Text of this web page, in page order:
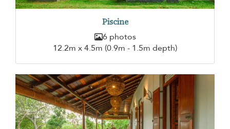
Piscine
6 photos
12.2m x 4.5m (0.9m - 1.5m depth)